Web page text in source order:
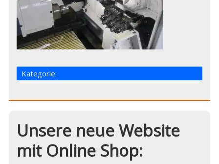
Kategorie:
Unsere neue Website
mit Online Shop: